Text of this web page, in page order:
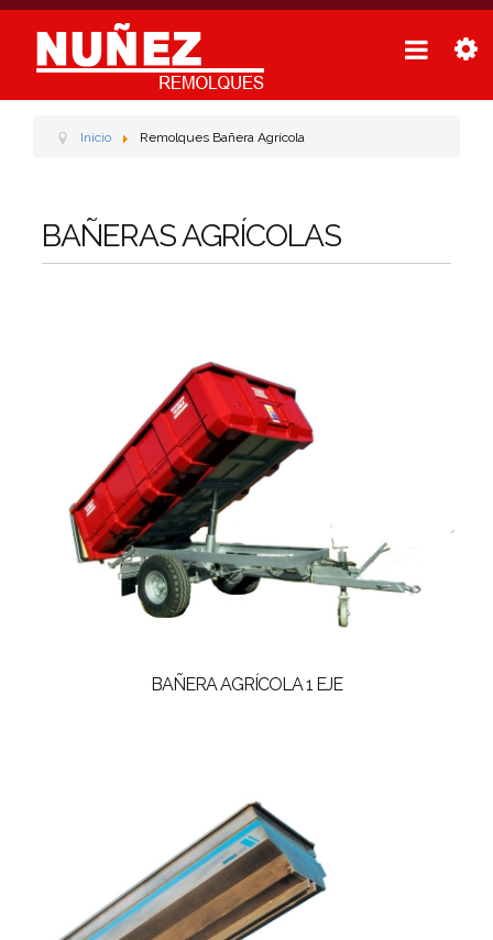
Inicio Remolques Bañera Agrícola
BAÑERAS AGRÍCOLAS
BAÑERA AGRÍCOLA 1 EJE